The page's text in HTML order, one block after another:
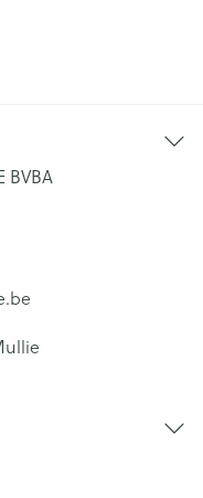
BVBA